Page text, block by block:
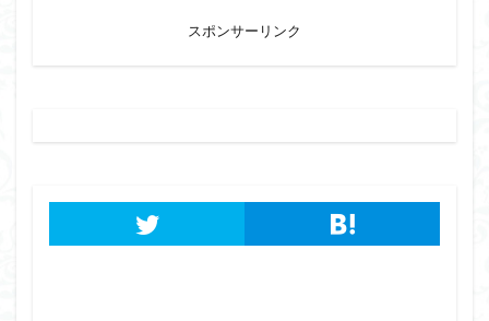
スポンサーリンク